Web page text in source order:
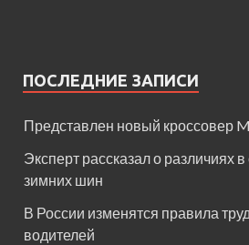
ПОСЛЕДНИЕ ЗАПИСИ
Представлен новый кроссовер
Эксперт рассказал о различиях в
зимних шин
В России изменятся правила
водителей